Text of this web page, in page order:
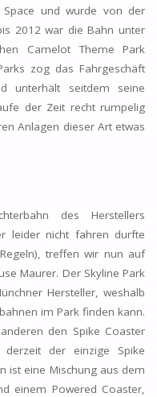
und wurde von der
2012 war die Bahn unter
Camelot Theme Park
zog das Fahrgeschäft
unterhält seitdem seine
der Zeit recht rumpelig
Anlagen dieser Art etwas
des Herstellers
leider nicht fahren durfte
treffen wir nun auf
Maurer. Der Skyline Park
Hersteller, weshalb
im Park finden kann.
den Spike Coaster
der einzige Spike
ist eine Mischung aus dem
einem Powered Coaster,